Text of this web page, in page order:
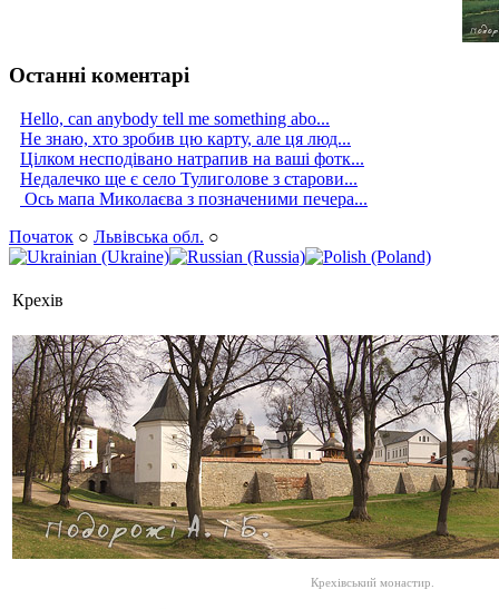
Останні коментарі
Hello, can anybody tell me something abo...
Не знаю, хто зробив цю карту, але ця люд...
Цілком несподівано натрапив на ваші фотк...
Недалечко ще є село Тулиголове з старови...
Ось мапа Миколаєва з позначеними печера...
Початок ○ Львівська обл. ○
Крехів
Крехівський монастир.